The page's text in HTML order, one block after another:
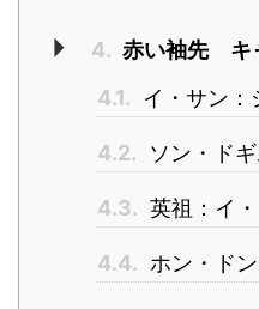
4. 赤い袖先 キ
4.1.
イ・サン：
4.2. ソン・ド
4.3. 英祖：イ
4.4. ホン・ド